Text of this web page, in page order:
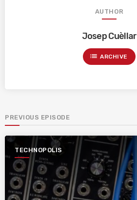
AUTHOR
Josep Cuèllar
list ARCHIVE
PREVIOUS EPISODE
TECHNOPOLIS